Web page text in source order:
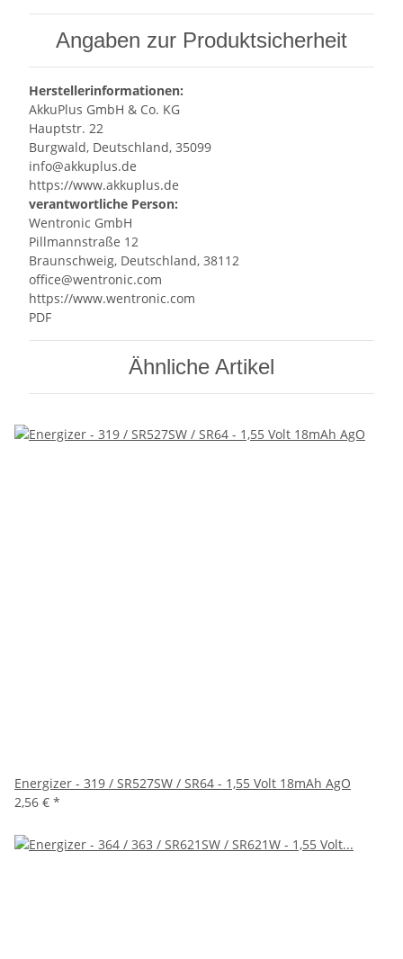
Angaben zur Produktsicherheit
Herstellerinformationen:
AkkuPlus GmbH & Co. KG
Hauptstr. 22
Burgwald, Deutschland, 35099
info@akkuplus.de
https://www.akkuplus.de
verantwortliche Person:
Wentronic GmbH
Pillmannstraße 12
Braunschweig, Deutschland, 38112
office@wentronic.com
https://www.wentronic.com
PDF
Ähnliche Artikel
Energizer - 319 / SR527SW / SR64 - 1,55 Volt 18mAh AgO
2,56 € *